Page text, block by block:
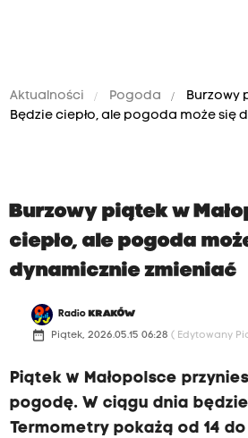
Aktualności Pogoda
Burzowy
Będzie ciepło, ale pogoda może się
Burzowy piątek w
ciepło, ale pogoda
dynamicznie zmieniać
Radio KRAKÓW
date_range Piątek, 2026.05.15 06:28 ( Edytowany
Piątek w Małopolsce
pogodę. W ciągu dnia
Termometry pokażą od 14